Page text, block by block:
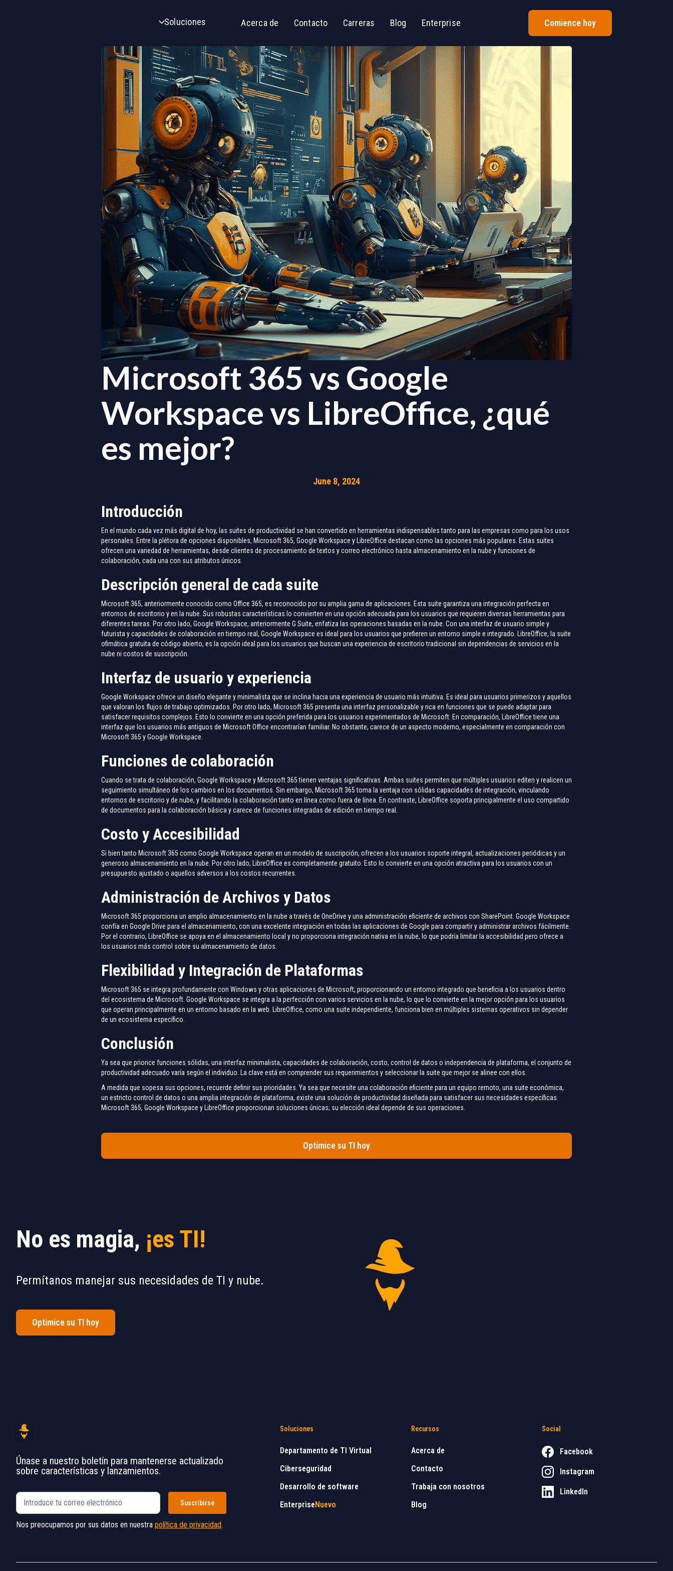
Soluciones Acerca de Contacto Carreras Blog Enterprise Comience hoy
Microsoft 365 vs Google
Workspace vs LibreOffice, ¿qué
es mejor?
June 8, 2024
Introducción
En el mundo cada vez más digital de hoy, las suites de productividad se han convertido en herramientas indispensables tanto para las empresas como para los usos
personales. Entre la plétora de opciones disponibles, Microsoft 365, Google Workspace y LibreOffice destacan como las opciones más populares. Estas suites
ofrecen una variedad de herramientas, desde clientes de procesamiento de textos y correo electrónico hasta almacenamiento en la nube y funciones de
colaboración, cada una con sus atributos únicos.
Descripción general de cada suite
Microsoft 365, anteriormente conocido como Office 365, es reconocido por su amplia gama de aplicaciones. Esta suite garantiza una integración perfecta en
entornos de escritorio y en la nube. Sus robustas características lo convierten en una opción adecuada para los usuarios que requieren diversas herramientas para
diferentes tareas. Por otro lado, Google Workspace, anteriormente G Suite, enfatiza las operaciones basadas en la nube. Con una interfaz de usuario simple y
futurista y capacidades de colaboración en tiempo real, Google Workspace es ideal para los usuarios que prefieren un entorno simple e integrado. LibreOffice, la suite
ofimática gratuita de código abierto, es la opción ideal para los usuarios que buscan una experiencia de escritorio tradicional sin dependencias de servicios en la
nube ni costos de suscripción.
Interfaz de usuario y experiencia
Google Workspace ofrece un diseño elegante y minimalista que se inclina hacia una experiencia de usuario más intuitiva. Es ideal para usuarios primerizos y aquellos
que valoran los flujos de trabajo optimizados. Por otro lado, Microsoft 365 presenta una interfaz personalizable y rica en funciones que se puede adaptar para
satisfacer requisitos complejos. Esto lo convierte en una opción preferida para los usuarios experimentados de Microsoft. En comparación, LibreOffice tiene una
interfaz que los usuarios más antiguos de Microsoft Office encontrarían familiar. No obstante, carece de un aspecto moderno, especialmente en comparación con
Microsoft 365 y Google Workspace.
Funciones de colaboración
Cuando se trata de colaboración, Google Workspace y Microsoft 365 tienen ventajas significativas. Ambas suites permiten que múltiples usuarios editen y realicen un
seguimiento simultáneo de los cambios en los documentos. Sin embargo, Microsoft 365 toma la ventaja con sólidas capacidades de integración, vinculando
entornos de escritorio y de nube, y facilitando la colaboración tanto en línea como fuera de línea. En contraste, LibreOffice soporta principalmente el uso compartido
de documentos para la colaboración básica y carece de funciones integradas de edición en tiempo real.
Costo y Accesibilidad
Si bien tanto Microsoft 365 como Google Workspace operan en un modelo de suscripción, ofrecen a los usuarios soporte integral, actualizaciones periódicas y un
generoso almacenamiento en la nube. Por otro lado, LibreOffice es completamente gratuito. Esto lo convierte en una opción atractiva para los usuarios con un
presupuesto ajustado o aquellos adversos a los costos recurrentes.
Administración de Archivos y Datos
Microsoft 365 proporciona un amplio almacenamiento en la nube a través de OneDrive y una administración eficiente de archivos con SharePoint. Google Workspace
confía en Google Drive para el almacenamiento, con una excelente integración en todas las aplicaciones de Google para compartir y administrar archivos fácilmente.
Por el contrario, LibreOffice se apoya en el almacenamiento local y no proporciona integración nativa en la nube, lo que podría limitar la accesibilidad pero ofrece a
los usuarios más control sobre su almacenamiento de datos.
Flexibilidad y Integración de Plataformas
Microsoft 365 se integra profundamente con Windows y otras aplicaciones de Microsoft, proporcionando un entorno integrado que beneficia a los usuarios dentro
del ecosistema de Microsoft. Google Workspace se integra a la perfección con varios servicios en la nube, lo que lo convierte en la mejor opción para los usuarios
que operan principalmente en un entorno basado en la web. LibreOffice, como una suite independiente, funciona bien en múltiples sistemas operativos sin depender
de un ecosistema específico.
Conclusión
Ya sea que priorice funciones sólidas, una interfaz minimalista, capacidades de colaboración, costo, control de datos o independencia de plataforma, el conjunto de
productividad adecuado varía según el individuo. La clave está en comprender sus requerimientos y seleccionar la suite que mejor se alinee con ellos.
A medida que sopesa sus opciones, recuerde definir sus prioridades. Ya sea que necesite una colaboración eficiente para un equipo remoto, una suite económica,
un estricto control de datos o una amplia integración de plataforma, existe una solución de productividad diseñada para satisfacer sus necesidades específicas.
Microsoft 365, Google Workspace y LibreOffice proporcionan soluciones únicas; su elección ideal depende de sus operaciones.
Optimice su TI hoy
No es magia, ¡es TI!
Permítanos manejar sus necesidades de TI y nube.
Optimice su TI hoy
Únase a nuestro boletín para mantenerse actualizado
sobre características y lanzamientos.
Nos preocupamos por sus datos en nuestra política de privacidad.
Soluciones
Departamento de TI Virtual
Ciberseguridad
Desarrollo de software
EnterpriseNuevo
Recursos
Acerca de
Contacto
Trabaja con nosotros
Blog
Social
Facebook
Instagram
LinkedIn